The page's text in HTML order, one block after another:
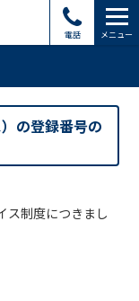
電話 メニュー
の登録番号の
ス制度につきまし